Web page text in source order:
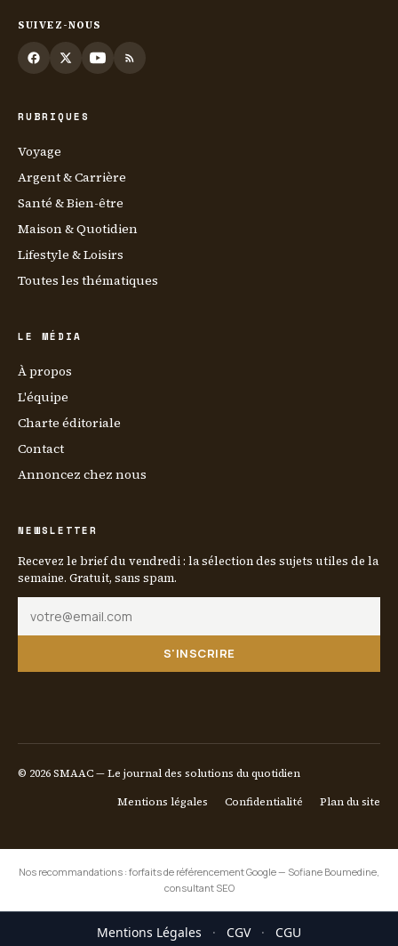
SUIVEZ-NOUS
RUBRIQUES
Voyage
Argent & Carrière
Santé & Bien-être
Maison & Quotidien
Lifestyle & Loisirs
Toutes les thématiques
LE MÉDIA
À propos
L'équipe
Charte éditoriale
Contact
Annoncez chez nous
NEWSLETTER
Recevez le brief du vendredi : la sélection des sujets utiles de la
semaine. Gratuit, sans spam.
S'INSCRIRE
© 2026 SMAAC — Le journal des solutions du quotidien
Mentions légales
Confidentialité Plan du site
Nos recommandations : forfaits de référencement Google— Sofiane Boumedine,
consultant SEO
Mentions Légales · CGV · CGU